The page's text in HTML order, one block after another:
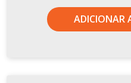
ADICIONAR